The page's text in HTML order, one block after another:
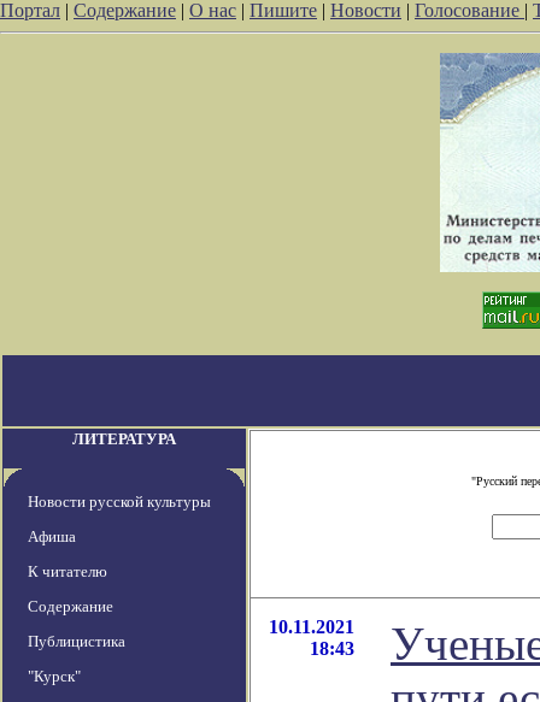
Портал | Содержание | О нас | Пишите | Новости | Голосование |
ЛИТЕРАТУРА
Новости русской культуры
Афиша
К читателю
Содержание
Публицистика
"Курск"
"Русский
10.11.2021
18:43